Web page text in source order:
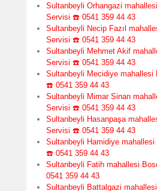
Sultanbeyli Orhangazi
Servisi ☎️ 0541 359 44 43
Sultanbeyli Necip Fazıl
Servisi ☎️ 0541 359 44 43
Sultanbeyli Mehmet Akif
Servisi ☎️ 0541 359 44 43
Sultanbeyli Mecidiye mahallesi
☎️ 0541 359 44 43
Sultanbeyli Mimar Sinan
Servisi ☎️ 0541 359 44 43
Sultanbeyli Hasanpaşa
Servisi ☎️ 0541 359 44 43
Sultanbeyli Hamidiye
☎️ 0541 359 44 43
Sultanbeyli Fatih mahallesi
0541 359 44 43
Sultanbeyli Battalgazi